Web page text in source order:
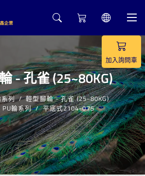
- 孔雀 (25~80KG)
列
輕型腳輪 - 孔雀 (25~80KG)
輪系列
平底式2104-075
加入詢問車